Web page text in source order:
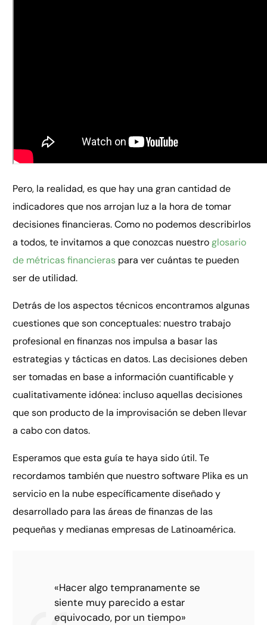
Pero, la realidad, es que hay una gran cantidad de
indicadores que nos arrojan luz a la hora de tomar
decisiones financieras. Como no podemos describirlos
a todos, te invitamos a que conozcas nuestroglosario
de métricas financieras para ver cuántas te pueden
ser de utilidad.
Detrás de los aspectos técnicos encontramos algunas
cuestiones que son conceptuales: nuestro trabajo
profesional en finanzas nos impulsa a basar las
estrategias y tácticas en datos. Las decisiones deben
ser tomadas en base a información cuantificable y
cualitativamente idónea: incluso aquellas decisiones
que son producto de la improvisación se deben llevar
a cabo con datos.
Esperamos que esta guía te haya sido útil. Te
recordamos también que nuestro software Plika es un
servicio en la nube específicamente diseñado y
desarrollado para las áreas de finanzas de las
pequeñas y medianas empresas de Latinoamérica.
«Hacer algo tempranamente se
siente muy parecido a estar
equivocado, por un tiempo»